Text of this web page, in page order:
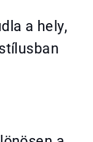
a hely,